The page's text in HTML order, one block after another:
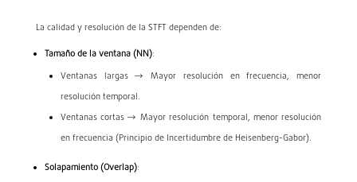
La calidad y resolución de la STFT dependen de:
Tamaño de la ventana (NN):
Ventanas largas → Mayor resolución en frecuencia, menor
resolución temporal.
Ventanas cortas → Mayor resolución temporal, menor resolución
en frecuencia (Principio de Incertidumbre de Heisenberg-Gabor).
Solapamiento (Overlap):